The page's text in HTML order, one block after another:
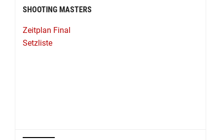
SHOOTING MASTERS
Zeitplan Final
Setzliste